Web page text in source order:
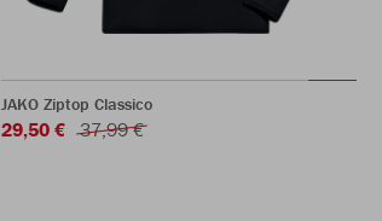
JAKO Ziptop Classico
29,50 € 37,99 €